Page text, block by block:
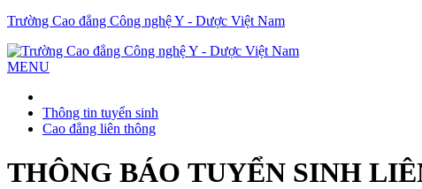
Trường Cao đẳng Công nghệ Y - Dược Việt Nam
MENU
Thông tin tuyển sinh
Cao đẳng liên thông
THÔNG BÁO TUYỂN SINH